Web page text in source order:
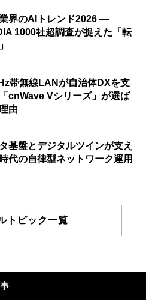
界のAIトレンド2026 ―
1000社超調査が捉えた「転
帯無線LANが自治体DXを支
cnWave Vシリーズ」が選ば
由
基盤とデジタルツインが支え
代の自律型ネットワーク運用
トピック一覧